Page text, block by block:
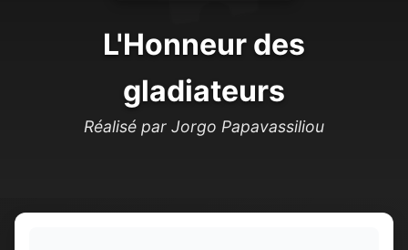
L'Honneur des
gladiateurs
Réalisé par Jorgo Papavassiliou